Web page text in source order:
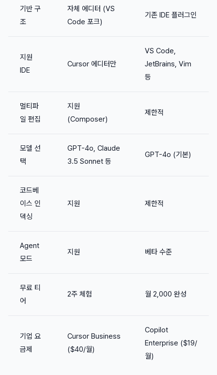
기반 구
조
자체 에디터 (VS
Code 포크)
기존 IDE 플러그인
지원
IDE
Cursor 에디터만
VS Code,
JetBrains, Vim
등
멀티파
일 편집
지원
(Composer)
제한적
모델 선
택
GPT-4o, Claude
3.5 Sonnet 등
GPT-4o (기본)
코드베
이스 인
덱싱
지원 제한적
Agent
모드
지원 베타 수준
무료 티
어
2주 체험 월 2,000 완성
기업 요
금제
Cursor Business
($40/월)
Copilot
Enterprise ($19/
월)